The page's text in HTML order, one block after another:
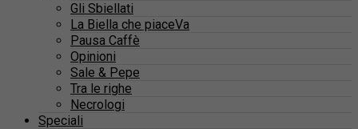
Gli Sbiellati
La Biella che piaceVa
Pausa Caffè
Opinioni
Sale & Pepe
Tra le righe
Necrologi
Speciali